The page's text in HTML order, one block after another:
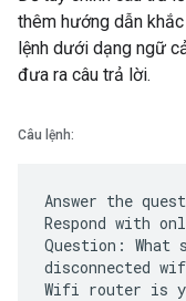
thêm hướng dẫn
lệnh dưới dạng ngữ
đưa ra câu trả lời.
Câu lệnh:
Answer the
Respond with
Question:
disconnected
Wifi router is